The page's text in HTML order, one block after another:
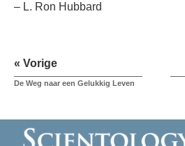
– L. Ron Hubbard
« Vorige
De Weg naar een Gelukkig Leven